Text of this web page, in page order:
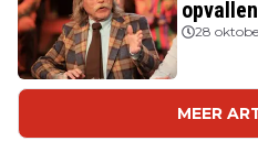
'Wacht
28
MEER